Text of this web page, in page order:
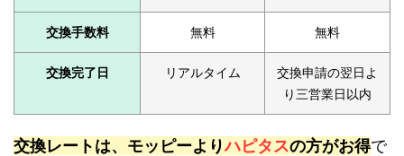
交換手数料 無料 無料
交換完了日 リアルタイム
交換申請の翌日よ
り三営業日以内
交換レートは、モッピーよりハピタスの方がお得で